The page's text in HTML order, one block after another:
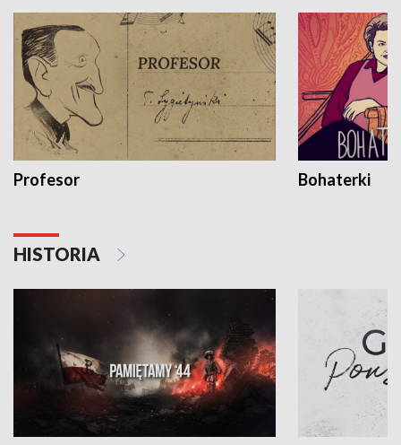
Profesor Bohaterki
HISTORIA